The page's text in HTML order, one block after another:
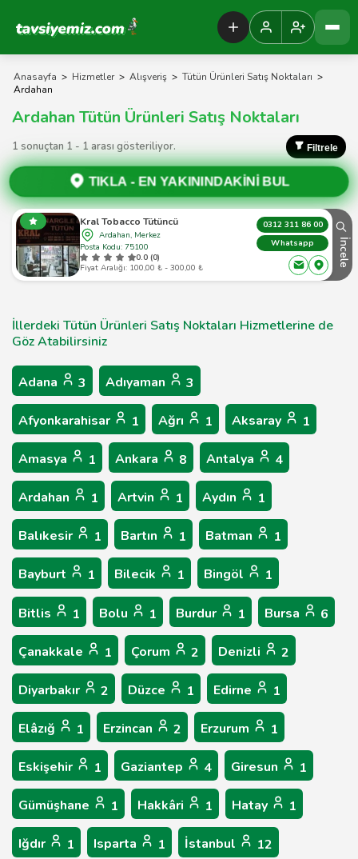
Tavsiyemiz Anasayfa
Anasayfa > Hizmetler > Alışveriş > Tütün Ürünleri Satış Noktaları >
Ardahan
Ardahan Tütün Ürünleri Satış Noktaları
1 sonuçtan 1 - 1 arası gösteriliyor. Filtrele
TIKLA -EN YAKININDAKİNİ BUL
Kral Tobacco Tütüncü
Ardahan, Merkez
Posta Kodu: 75100
0.0 (0)
Fiyat Aralığı: 100,00 ₺ - 300,00 ₺
0312 311 86 00
Whatsapp
İncele
İllerdeki Tütün Ürünleri Satış Noktaları Hizmetlerine de
Göz Atabilirsiniz
Adana 3 Adıyaman 3
Afyonkarahisar 1 Ağrı 1 Aksaray 1
Amasya 1 Ankara 8 Antalya 4
Ardahan 1 Artvin 1 Aydın 1
Balıkesir 1 Bartın 1 Batman 1
Bayburt 1 Bilecik 1 Bingöl 1
Bitlis 1 Bolu 1 Burdur 1 Bursa 6
Çanakkale 1 Çorum 2 Denizli 2
Diyarbakır 2 Düzce 1 Edirne 1
Elâzığ 1 Erzincan 2 Erzurum 1
Eskişehir 1 Gaziantep 4 Giresun 1
Gümüşhane 1 Hakkâri 1 Hatay 1
Iğdır 1 Isparta 1 İstanbul 12